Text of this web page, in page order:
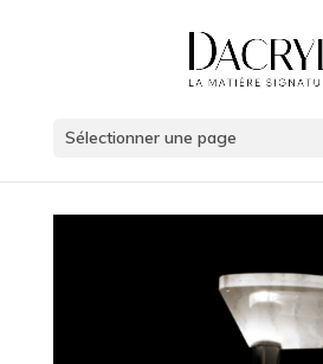
Sélectionner une page